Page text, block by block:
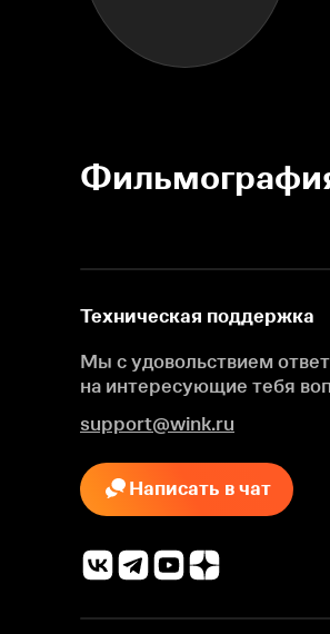
Техническая поддержка
Мы с удовольствием
на интересующие тебя
support@wink.ru
Написать в чат